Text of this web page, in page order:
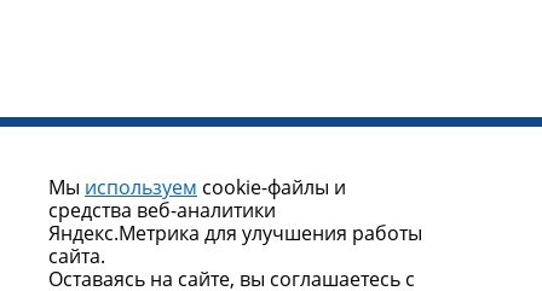
Мы используем cookie-файлы и
средства веб-аналитики
Яндекс.Метрика для улучшения работы
сайта.
Оставаясь на сайте, вы соглашаетесь с